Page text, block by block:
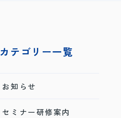
カテゴリー一覧
お知らせ
セミナー研修案内